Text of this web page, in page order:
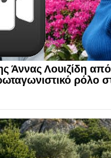
Άννας Λουιζίδη
ρόλο